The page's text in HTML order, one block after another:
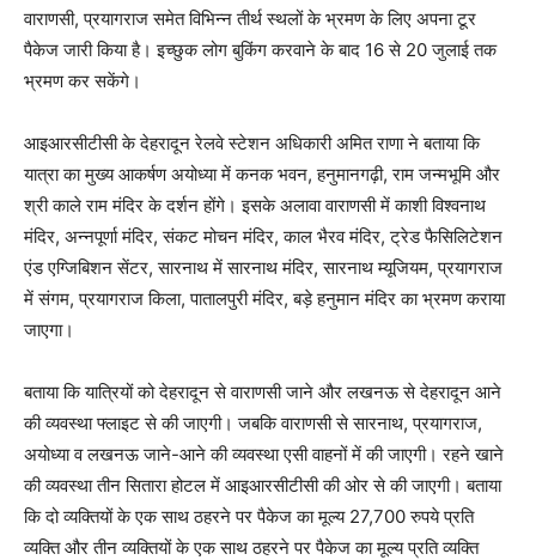
वाराणसी, प्रयागराज समेत विभिन्न तीर्थ स्थलों के भ्रमण के लिए अपना टूर
पैकेज जारी किया है। इच्छुक लोग बुकिंग करवाने के बाद 16 से 20 जुलाई तक
भ्रमण कर सकेंगे।
आइआरसीटीसी के देहरादून रेलवे स्टेशन अधिकारी अमित राणा ने बताया कि
यात्रा का मुख्य आकर्षण अयोध्या में कनक भवन, हनुमानगढ़ी, राम जन्मभूमि और
श्री काले राम मंदिर के दर्शन होंगे। इसके अलावा वाराणसी में काशी विश्वनाथ
मंदिर, अन्नपूर्णा मंदिर, संकट मोचन मंदिर, काल भैरव मंदिर, ट्रेड फैसिलिटेशन
एंड एग्जिबिशन सेंटर, सारनाथ में सारनाथ मंदिर, सारनाथ म्यूजियम, प्रयागराज
में संगम, प्रयागराज किला, पातालपुरी मंदिर, बड़े हनुमान मंदिर का भ्रमण कराया
जाएगा।
बताया कि यात्रियों को देहरादून से वाराणसी जाने और लखनऊ से देहरादून आने
की व्यवस्था फ्लाइट से की जाएगी। जबकि वाराणसी से सारनाथ, प्रयागराज,
अयोध्या व लखनऊ जाने-आने की व्यवस्था एसी वाहनों में की जाएगी। रहने खाने
की व्यवस्था तीन सितारा होटल में आइआरसीटीसी की ओर से की जाएगी। बताया
कि दो व्यक्तियों के एक साथ ठहरने पर पैकेज का मूल्य 27,700 रुपये प्रति
व्यक्ति और तीन व्यक्तियों के एक साथ ठहरने पर पैकेज का मूल्य प्रति व्यक्ति